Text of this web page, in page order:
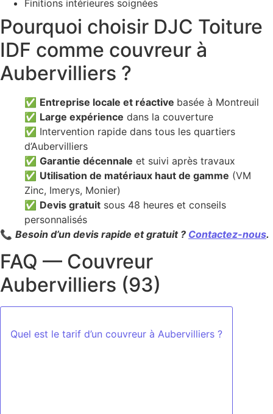
Finitions intérieures soignées
Pourquoi choisir DJC Toiture
IDF comme couvreur à
Aubervilliers ?
✅ Entreprise locale et réactive basée à Montreuil
✅ Large expérience dans la couverture
✅ Intervention rapide dans tous les quartiers
d’Aubervilliers
✅ Garantie décennale et suivi après travaux
✅ Utilisation de matériaux haut de gamme (VM
Zinc, Imerys, Monier)
✅ Devis gratuit sous 48 heures et conseils
personnalisés
📞 Besoin d’un devis rapide et gratuit ? Contactez-nous.
FAQ — Couvreur
Aubervilliers (93)
Quel est le tarif d’un couvreur à Aubervilliers ?